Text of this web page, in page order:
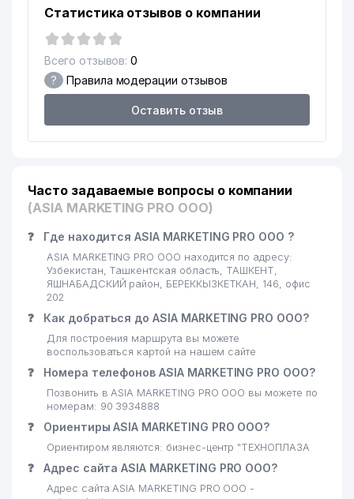
Статистика отзывов о компании
Всего отзывов: 0
? Правила модерации отзывов
Оставить отзыв
Часто задаваемые вопросы о компании
(ASIA MARKETING PRO ООО)
❓ Где находится ASIA MARKETING PRO ООО ?
ASIA MARKETING PRO ООО находится по адресу:
Узбекистан, Ташкентская область, ТАШКЕНТ,
ЯШНАБАДСКИЙ район, БЕРЕККЫЗКЕТКАН, 146, офис
202
❓ Как добраться до ASIA MARKETING PRO ООО?
Для построения маршрута вы можете
воспользоваться картой на нашем сайте
❓ Номера телефонов ASIA MARKETING PRO ООО?
Позвонить в ASIA MARKETING PRO ООО вы можете по
номерам: 90 3934888
❓ Ориентиры ASIA MARKETING PRO ООО?
Ориентиром являются: бизнес-центр "ТЕХНОПЛАЗА
❓ Адрес сайта ASIA MARKETING PRO ООО?
Адрес сайта ASIA MARKETING PRO ООО -